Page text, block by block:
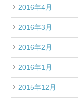
2016年4月
2016年3月
2016年2月
2016年1月
2015年12月